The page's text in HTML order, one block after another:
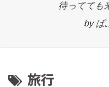
待ってても
by ぱ
旅行